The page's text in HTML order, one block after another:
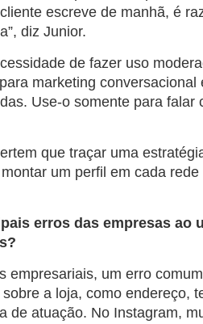
escreve de manhã, é
diz Junior.
de fazer uso
marketing
Use-o somente para falar
que traçar uma
um perfil em cada
erros das empresas ao
empresariais, um erro
a loja, como endereço,
de atuação. No Instagram,